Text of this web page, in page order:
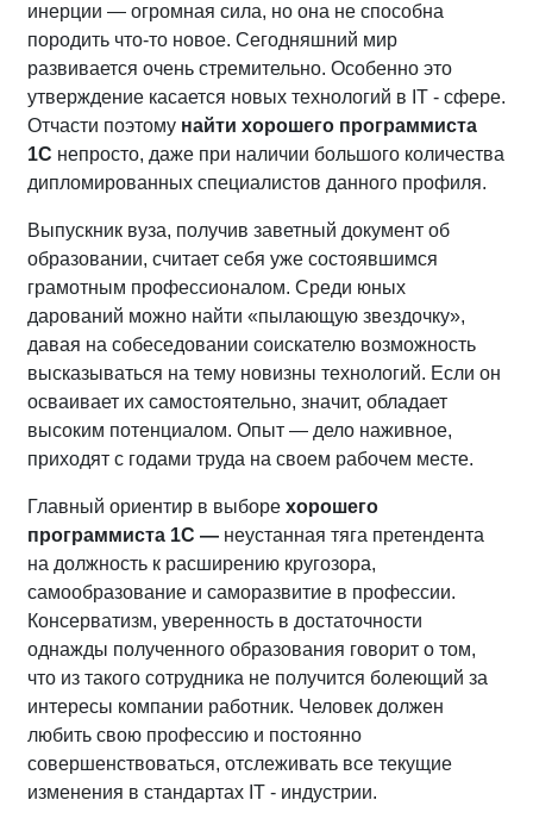
инерции — огромная сила, но она не способна
породить что-то новое. Сегодняшний мир
развивается очень стремительно. Особенно это
утверждение касается новых технологий в IT - сфере.
Отчасти поэтому найти хорошего программиста
1С непросто, даже при наличии большого количества
дипломированных специалистов данного профиля.
Выпускник вуза, получив заветный документ об
образовании, считает себя уже состоявшимся
грамотным профессионалом. Среди юных
дарований можно найти «пылающую звездочку»,
давая на собеседовании соискателю возможность
высказываться на тему новизны технологий. Если он
осваивает их самостоятельно, значит, обладает
высоким потенциалом. Опыт — дело наживное,
приходят с годами труда на своем рабочем месте.
Главный ориентир в выборе хорошего
программиста 1С — неустанная тяга претендента
на должность к расширению кругозора,
самообразование и саморазвитие в профессии.
Консерватизм, уверенность в достаточности
однажды полученного образования говорит о том,
что из такого сотрудника не получится болеющий за
интересы компании работник. Человек должен
любить свою профессию и постоянно
совершенствоваться, отслеживать все текущие
изменения в стандартах IT - индустрии.